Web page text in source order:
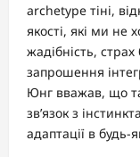
archetype тіні,
якості, які ми не
жадібність,
запрошення
Юнг вважав, що
зв’язок з
адаптації в будь-